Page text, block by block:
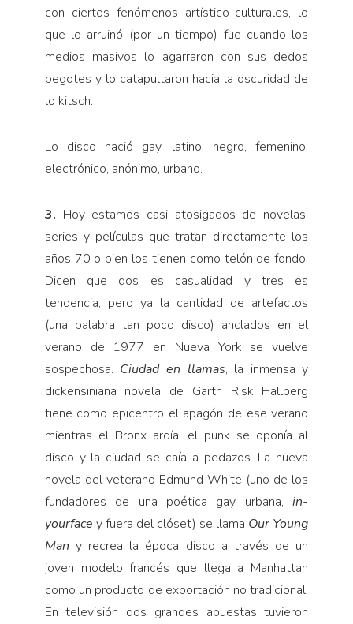
con ciertos fenómenos artístico-culturales, lo
que lo arruinó (por un tiempo) fue cuando los
medios masivos lo agarraron con sus dedos
pegotes y lo catapultaron hacia la oscuridad de
lo kitsch.
Lo disco nació gay, latino, negro, femenino,
electrónico, anónimo, urbano.
3. Hoy estamos casi atosigados de novelas,
series y películas que tratan directamente los
años 70 o bien los tienen como telón de fondo.
Dicen que dos es casualidad y tres es
tendencia, pero ya la cantidad de artefactos
(una palabra tan poco disco) anclados en el
verano de 1977 en Nueva York se vuelve
sospechosa. Ciudad en llamas, la inmensa y
dickensiniana novela de Garth Risk Hallberg
tiene como epicentro el apagón de ese verano
mientras el Bronx ardía, el punk se oponía al
disco y la ciudad se caía a pedazos. La nueva
novela del veterano Edmund White (uno de los
fundadores de una poética gay urbana,in-
yourface y fuera del clóset) se llama Our Young
Man y recrea la época disco a través de un
joven modelo francés que llega a Manhattan
como un producto de exportación no tradicional.
En televisión dos grandes apuestas tuvieron